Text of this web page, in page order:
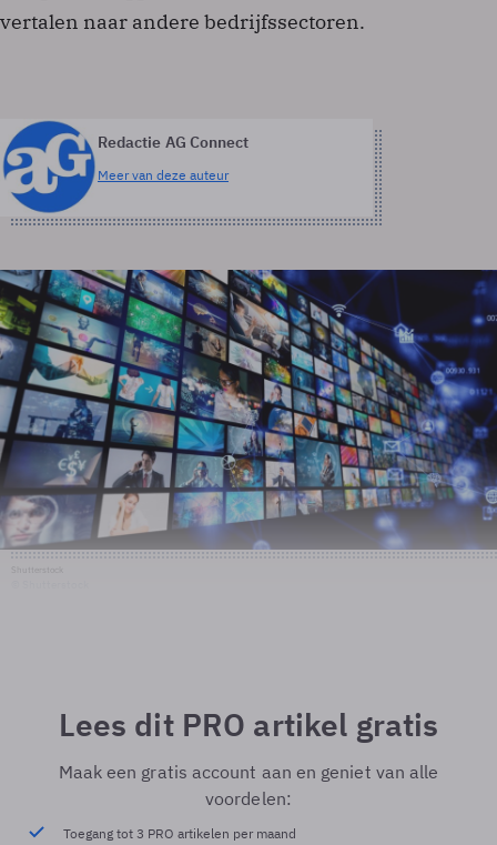
vertalen naar andere bedrijfssectoren.
Redactie AG Connect
Meer van deze auteur
Lees dit PRO artikel gratis
Maak een gratis account aan en geniet van alle
voordelen:
Toegang tot 3 PRO artikelen per maand